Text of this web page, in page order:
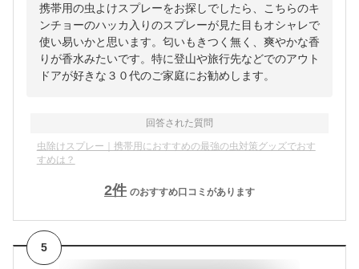
携帯用の虫よけスプレーをお探しでしたら、こちらのキ
ンチョーのハッカ入りのスプレーが見た目もオシャレで
使い易いかと思います。匂いもきつく無く、爽やかな香
りが香水みたいです。特に登山や旅行先などでのアウト
ドアが好きな３０代のご家庭にお勧めします。
回答された質問
虫除けスプレー｜携帯用におすすめの最強の虫対策グッズでおす
すめは？
2件 のおすすめ口コミがあります
5